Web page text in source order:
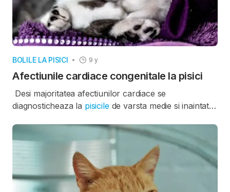
BOLILE LA PISICI 9 y
Afectiunile cardiace congenitale la pisici
Desi majoritatea afectiunilor cardiace se
diagnosticheaza la pisicile de varsta medie si inaintata,
afectiuni cardiace congenitale sunt relativ rare, fiind
prezente la 1-2% dintre puii de pisica.